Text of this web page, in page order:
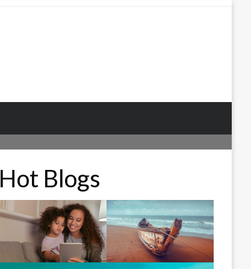
Hot Blogs